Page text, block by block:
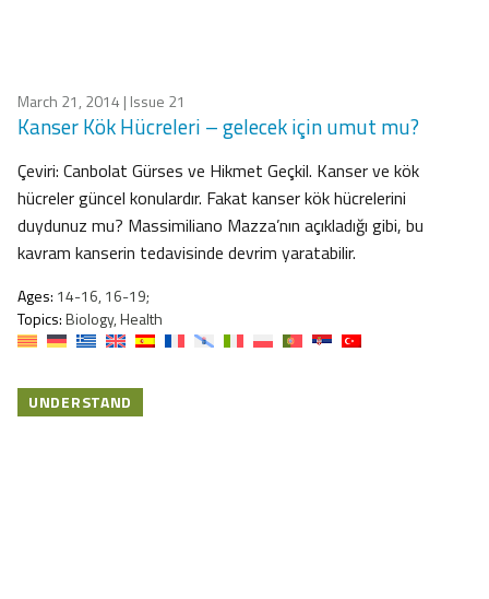
March 21, 2014 | Issue 21
Kanser Kök Hücreleri – gelecek için umut mu?
Çeviri: Canbolat Gürses ve Hikmet Geçkil. Kanser ve kök
hücreler güncel konulardır. Fakat kanser kök hücrelerini
duydunuz mu? Massimiliano Mazza’nın açıkladığı gibi, bu
kavram kanserin tedavisinde devrim yaratabilir.
Ages: 14-16, 16-19;
Topics:Biology, Health
UNDERSTAND